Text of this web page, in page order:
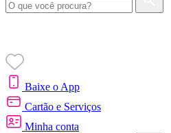
Baixe o App
Cartão e Serviços
Minha conta